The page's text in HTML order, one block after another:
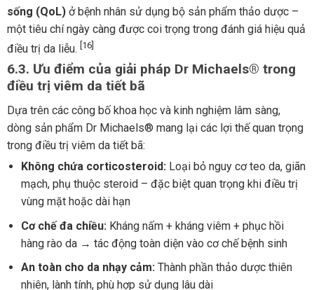
sống (QoL)ở bệnh nhân sử dụng bộ sản phẩm thảo dược –
một tiêu chí ngày càng được coi trọng trong đánh giá hiệu quả
điều trị da liễu. [16]
6.3. Ưu điểm của giải pháp Dr Michaels® trong
điều trị viêm da tiết bã
Dựa trên các công bố khoa học và kinh nghiệm lâm sàng,
dòng sản phẩm Dr Michaels® mang lại các lợi thế quan trọng
trong điều trị viêm da tiết bã:
Không chứa corticosteroid:Loại bỏ nguy cơ teo da, giãn
mạch, phụ thuộc steroid – đặc biệt quan trọng khi điều trị
vùng mặt hoặc dài hạn
Cơ chế đa chiều: Kháng nấm + kháng viêm + phục hồi
hàng rào da → tác động toàn diện vào cơ chế bệnh sinh
An toàn cho da nhạy cảm:Thành phần thảo dược thiên
nhiên, lành tính, phù hợp sử dụng lâu dài